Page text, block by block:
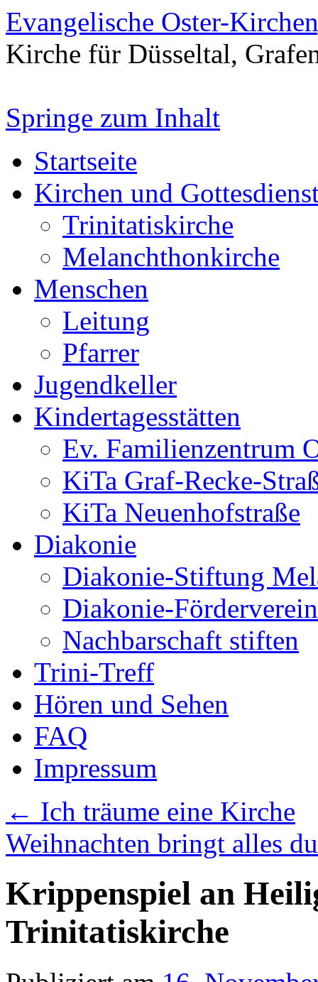
Evangelische Oster-
Kirche für Düsseltal,
Springe zum Inhalt
Startseite
Kirchen und
Trinitatiskirche
Melanchthonkirche
Menschen
Leitung
Pfarrer
Jugendkeller
Kindertagesstätten
Ev. Familienzentrum
KiTa Graf-Recke-
KiTa Neuenhofstraße
Diakonie
Diakonie-Stiftung
Diakonie-
Nachbarschaft stiften
Trini-Treff
Hören und Sehen
FAQ
Impressum
← Ich träume eine Kirche
Weihnachten bringt alles
Krippenspiel an
Trinitatiskirche